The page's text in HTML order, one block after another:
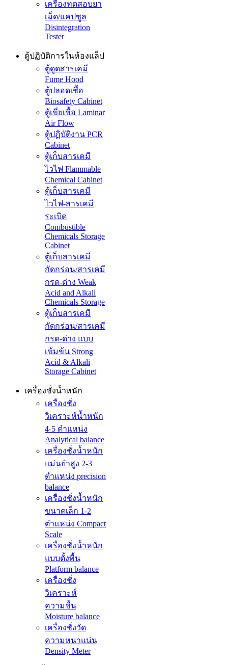
เครื่องทดสอบยา
เม็ด/แคปซูล
Disintegration
Tester
ตู้ปฏิบัติการในห้องแล็ป
ตู้ดูดสารเคมี
Fume Hood
ตู้ปลอดเชื้อ
Biosafety Cabinet
ตู้เขี่ยเชื้อ Laminar
Air Flow
ตู้ปฏิบัติงาน PCR
Cabinet
ตู้เก็บสารเคมี
ไวไฟ Flammable
Chemical Cabinet
ตู้เก็บสารเคมี
ไวไฟ-สารเคมี
ระเบิด
Combustible
Chemicals Storage
Cabinet
ตู้เก็บสารเคมี
กัดกร่อน/สารเคมี
กรด-ด่าง Weak
Acid and Alkali
Chemicals Storage
ตู้เก็บสารเคมี
กัดกร่อน/สารเคมี
กรด-ด่าง แบบ
เข้มข้น Strong
Acid & Alkali
Storage Cabinet
เครื่องชั่งน้ำหนัก
เครื่องชั่ง
วิเคราะห์น้ำหนัก
4-5 ตำแหน่ง
Analytical balance
เครื่องชั่งน้ำหนัก
แม่นยำสูง 2-3
ตำแหน่ง precision
balance
เครื่องชั่งน้ำหนัก
ขนาดเล็ก 1-2
ตำแหน่ง Compact
Scale
เครื่องชั่งน้ำหนัก
แบบตั้งพื้น
Platform balance
เครื่องชั่ง
วิเคราะห์
ความชื้น
Moisture balance
เครื่องชั่งวัด
ความหนาแน่น
Density Meter